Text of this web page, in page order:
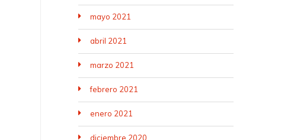
mayo 2021
abril 2021
marzo 2021
febrero 2021
enero 2021
diciembre 2020